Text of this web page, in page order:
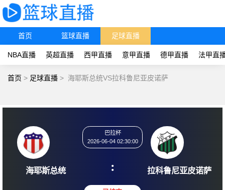
首页 篮球直播 足球直播
NBA直播 英超直播 西甲直播 意甲直播 德甲直播 法甲直
首页 > 足球直播 > 海耶斯总统VS拉科鲁尼亚皮诺萨
2026-06-04 02:30:00